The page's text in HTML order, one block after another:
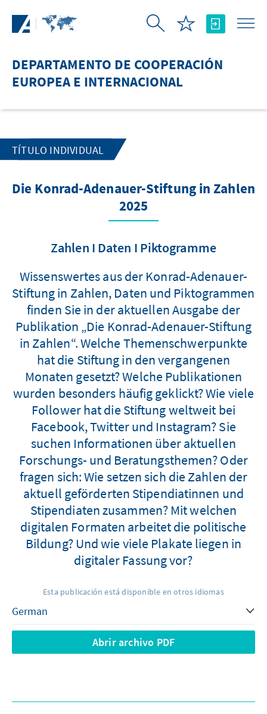
DEPARTAMENTO DE COOPERACIÓN
EUROPEA E INTERNACIONAL
TÍTULO INDIVIDUAL
Die Konrad-Adenauer-Stiftung in Zahlen
2025
Zahlen I Daten I Piktogramme
Wissenswertes aus der Konrad-Adenauer-
Stiftung in Zahlen, Daten und Piktogrammen
finden Sie in der aktuellen Ausgabe der
Publikation „Die Konrad-Adenauer-Stiftung
in Zahlen“. Welche Themenschwerpunkte
hat die Stiftung in den vergangenen
Monaten gesetzt? Welche Publikationen
wurden besonders häufig geklickt? Wie viele
Follower hat die Stiftung weltweit bei
Facebook, Twitter und Instagram? Sie
suchen Informationen über aktuellen
Forschungs- und Beratungsthemen? Oder
fragen sich: Wie setzen sich die Zahlen der
aktuell geförderten Stipendiatinnen und
Stipendiaten zusammen? Mit welchen
digitalen Formaten arbeitet die politische
Bildung? Und wie viele Plakate liegen in
digitaler Fassung vor?
Esta publicación está disponible en otros idiomas
Abrir archivo PDF